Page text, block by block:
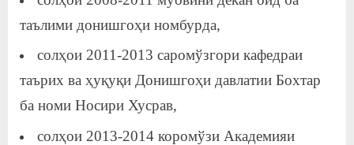
таълими донишгоҳи номбурда,
солҳои 2011-2013 саромўзгори кафедраи
таърих ва ҳуқуқи Донишгоҳи давлатии Бохтар
ба номи Носири Хусрав,
солҳои 2013-2014 коромўзи Академияи